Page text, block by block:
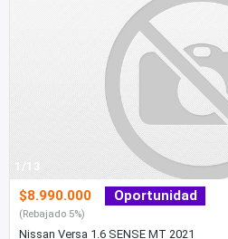
1/13
$8.990.000 Oportunidad
(Rebajado 5%)
Nissan Versa 1.6 SENSE MT 2021